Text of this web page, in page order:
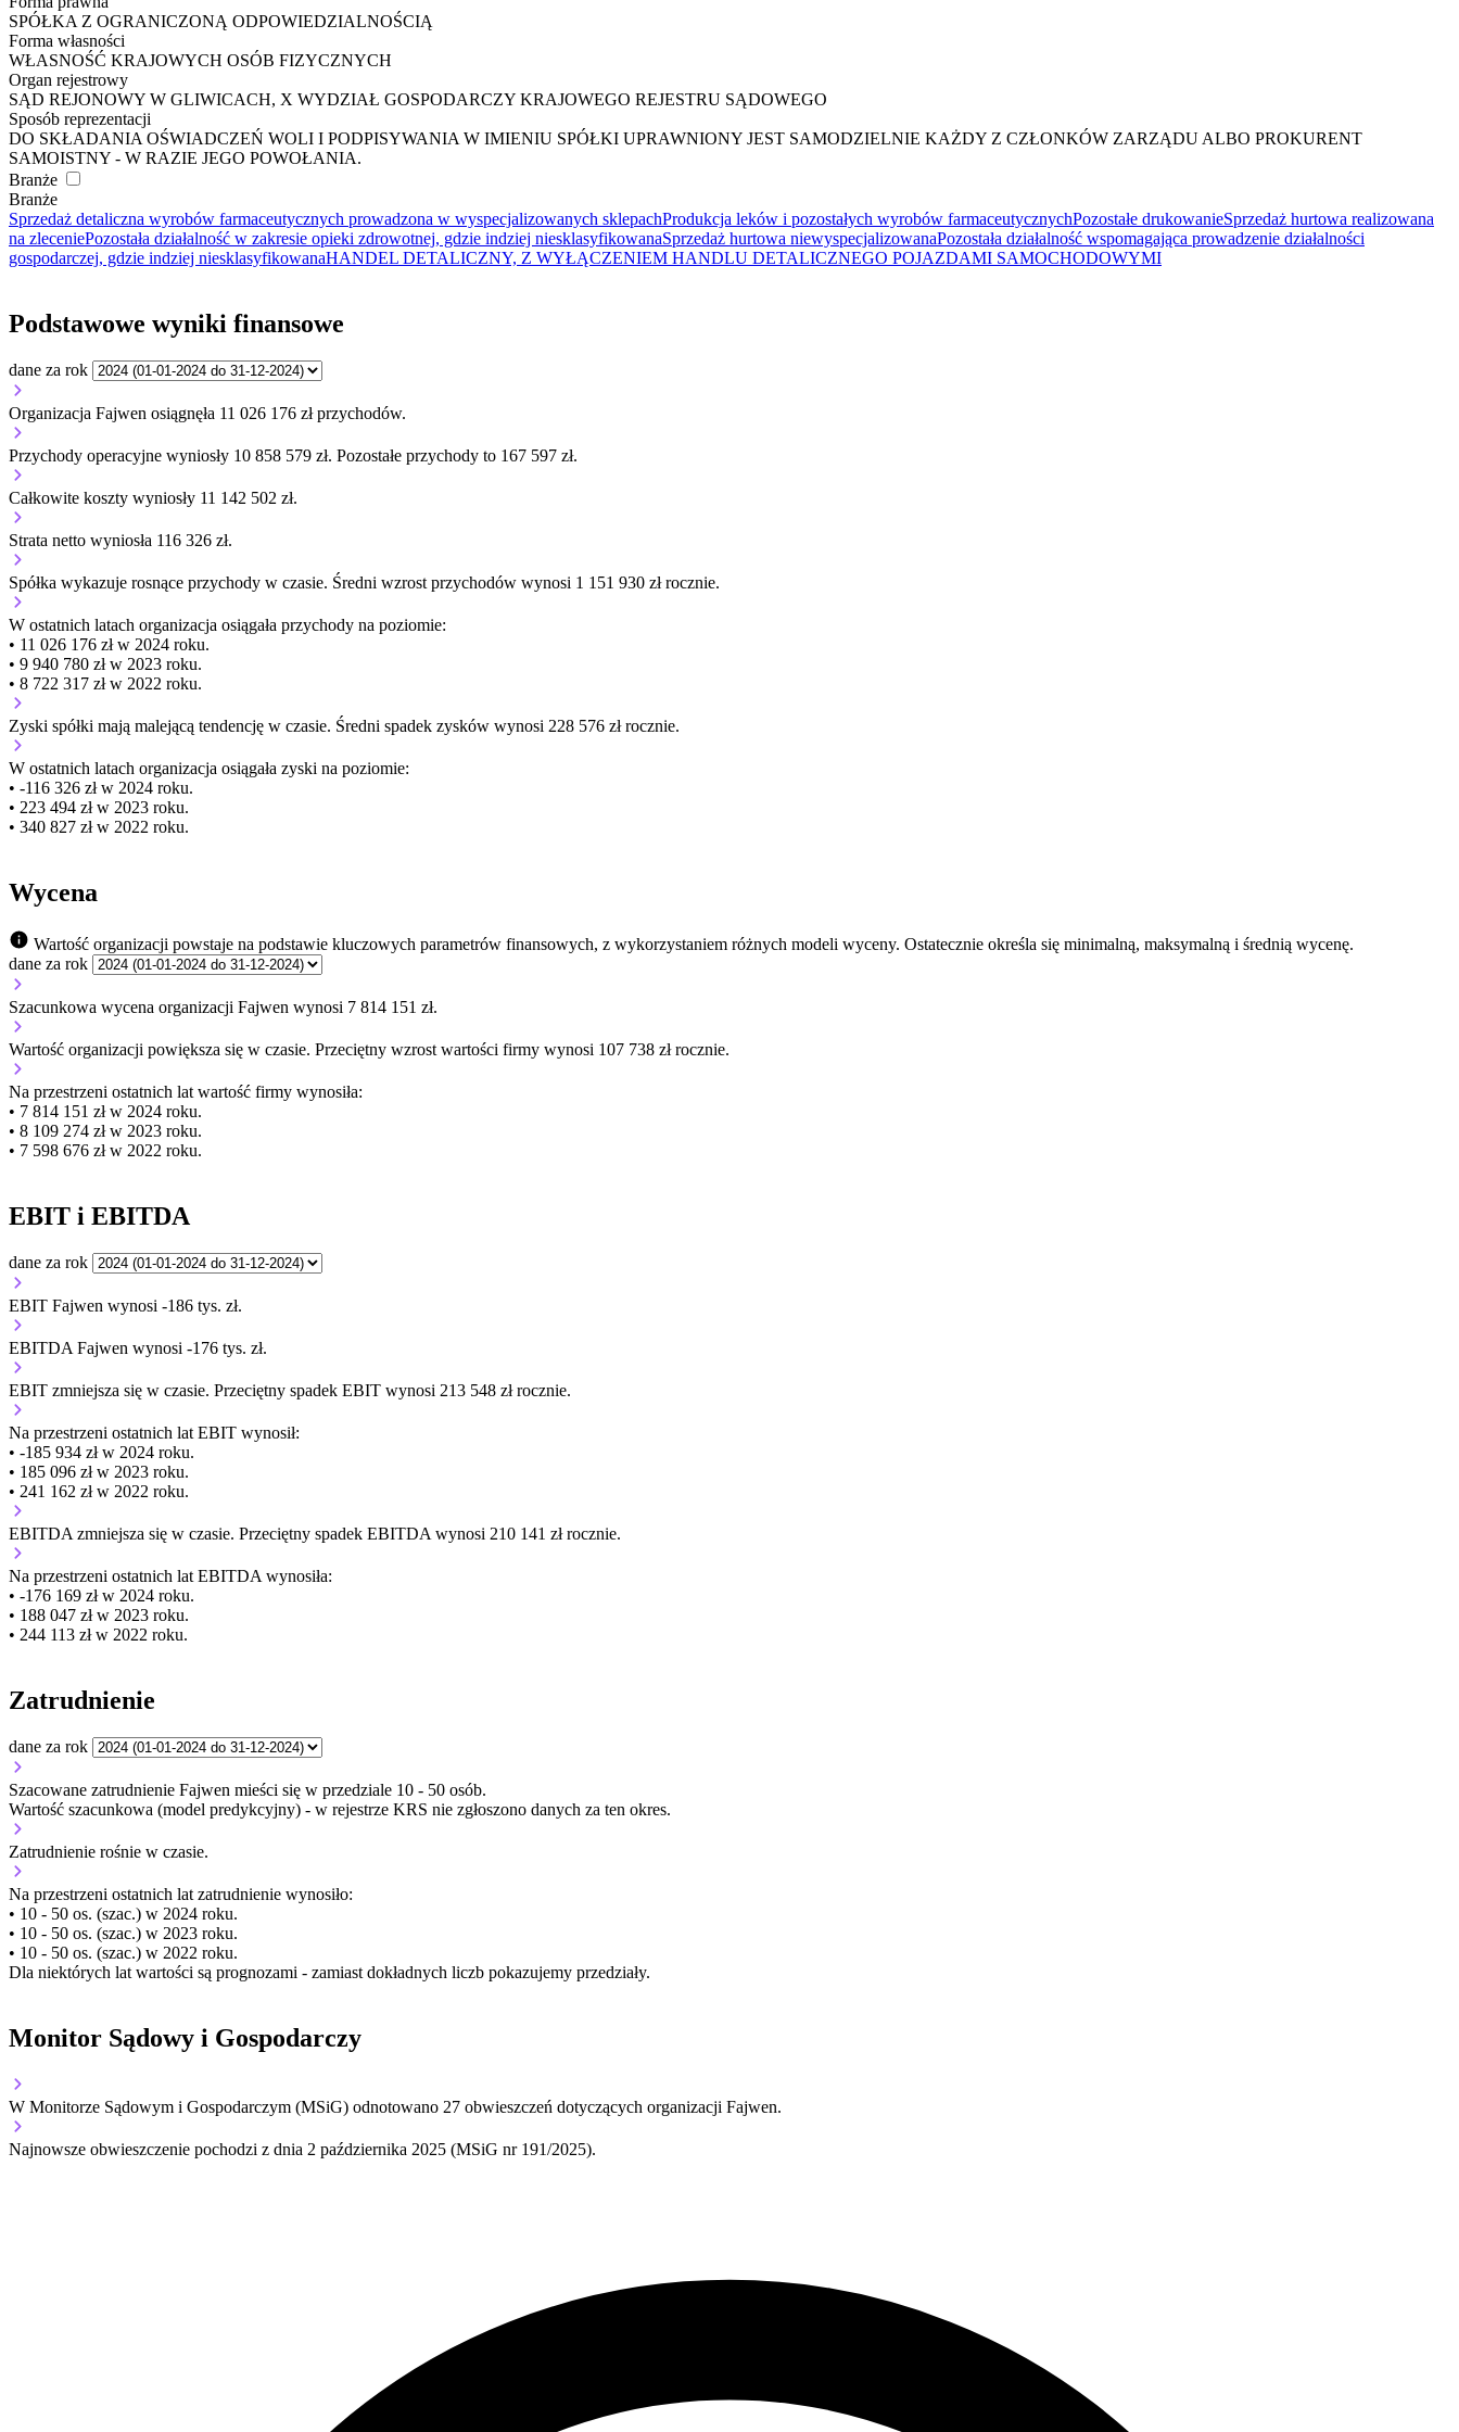
SPÓŁKA Z OGRANICZONĄ ODPOWIEDZIALNOŚCIĄ
Forma własności
WŁASNOŚĆ KRAJOWYCH OSÓB FIZYCZNYCH
Organ rejestrowy
SĄD REJONOWY W GLIWICACH, X WYDZIAŁ GOSPODARCZY KRAJOWEGO REJESTRU SĄDOWEGO
Sposób reprezentacji
DO SKŁADANIA OŚWIADCZEŃ WOLI I PODPISYWANIA W IMIENIU SPÓŁKI UPRAWNIONY JEST SAMODZIELNIE KAŻDY Z CZŁONKÓW ZARZĄDU ALBO PROKURENT
SAMOISTNY - W RAZIE JEGO POWOŁANIA.
Branże
Branże
Sprzedaż detaliczna wyrobów farmaceutycznych prowadzona w wyspecjalizowanych sklepachProdukcja leków i pozostałych wyrobów farmaceutycznychPozostałe drukowanieSprzedaż hurtowa realizowana
na zleceniePozostała działalność w zakresie opieki zdrowotnej, gdzie indziej niesklasyfikowanaSprzedaż hurtowa niewyspecjalizowanaPozostała działalność wspomagająca prowadzenie działalności
gospodarczej, gdzie indziej niesklasyfikowanaHANDEL DETALICZNY, Z WYŁĄCZENIEM HANDLU DETALICZNEGO POJAZDAMI SAMOCHODOWYMI
Podstawowe wyniki finansowe
dane za rok
Organizacja Fajwen osiągnęła 11 026 176 zł przychodów.
Przychody operacyjne wyniosły 10 858 579 zł. Pozostałe przychody to 167 597 zł.
Całkowite koszty wyniosły 11 142 502 zł.
Strata netto wyniosła 116 326 zł.
Spółka wykazuje rosnące przychody w czasie. Średni wzrost przychodów wynosi 1 151 930 zł rocznie.
W ostatnich latach organizacja osiągała przychody na poziomie:
• 11 026 176 zł w 2024 roku.
• 9 940 780 zł w 2023 roku.
• 8 722 317 zł w 2022 roku.
Zyski spółki mają malejącą tendencję w czasie. Średni spadek zysków wynosi 228 576 zł rocznie.
W ostatnich latach organizacja osiągała zyski na poziomie:
• -116 326 zł w 2024 roku.
• 223 494 zł w 2023 roku.
• 340 827 zł w 2022 roku.
Wycena
Wartość organizacji powstaje na podstawie kluczowych parametrów finansowych, z wykorzystaniem różnych modeli wyceny. Ostatecznie określa się minimalną, maksymalną i średnią wycenę.
dane za rok
Szacunkowa wycena organizacji Fajwen wynosi 7 814 151 zł.
Wartość organizacji powiększa się w czasie. Przeciętny wzrost wartości firmy wynosi 107 738 zł rocznie.
Na przestrzeni ostatnich lat wartość firmy wynosiła:
• 7 814 151 zł w 2024 roku.
• 8 109 274 zł w 2023 roku.
• 7 598 676 zł w 2022 roku.
EBIT i EBITDA
dane za rok
EBIT Fajwen wynosi -186 tys. zł.
EBITDA Fajwen wynosi -176 tys. zł.
EBIT zmniejsza się w czasie. Przeciętny spadek EBIT wynosi 213 548 zł rocznie.
Na przestrzeni ostatnich lat EBIT wynosił:
• -185 934 zł w 2024 roku.
• 185 096 zł w 2023 roku.
• 241 162 zł w 2022 roku.
EBITDA zmniejsza się w czasie. Przeciętny spadek EBITDA wynosi 210 141 zł rocznie.
Na przestrzeni ostatnich lat EBITDA wynosiła:
• -176 169 zł w 2024 roku.
• 188 047 zł w 2023 roku.
• 244 113 zł w 2022 roku.
Zatrudnienie
dane za rok
Szacowane zatrudnienie Fajwen mieści się w przedziale 10 - 50 osób.
Wartość szacunkowa (model predykcyjny) - w rejestrze KRS nie zgłoszono danych za ten okres.
Zatrudnienie rośnie w czasie.
Na przestrzeni ostatnich lat zatrudnienie wynosiło:
• 10 - 50 os. (szac.) w 2024 roku.
• 10 - 50 os. (szac.) w 2023 roku.
• 10 - 50 os. (szac.) w 2022 roku.
Dla niektórych lat wartości są prognozami - zamiast dokładnych liczb pokazujemy przedziały.
Monitor Sądowy i Gospodarczy
W Monitorze Sądowym i Gospodarczym (MSiG) odnotowano 27 obwieszczeń dotyczących organizacji Fajwen.
Najnowsze obwieszczenie pochodzi z dnia 2 października 2025 (MSiG nr 191/2025).